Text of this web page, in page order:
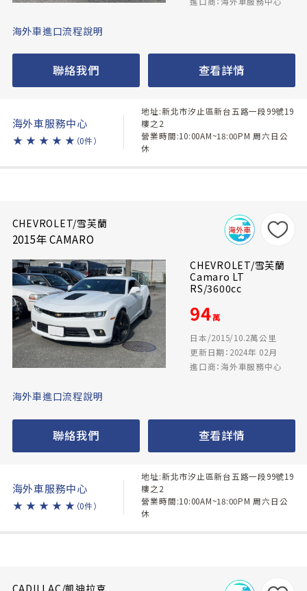
海外車進口流程說明
聯絡我們 查看詳情
海外車服務中心
★ ★ ★ ★ ★ （0件）
地址:新北市汐止區新台五路一段99號19
樓之2
營業時間:10:00AM~18:00PM 周六日公
休
CHEVROLET/雪芙蘭
2015年 CAMARO
CHEVROLET/雪芙蘭
Camaro LT
RS/3600cc
94萬
日本/2015/10.2萬公里
更新日期：2024年 02月
進口商：海外車服務中心
海外車進口流程說明
聯絡我們 查看詳情
海外車服務中心
★ ★ ★ ★ ★ （0件）
地址:新北市汐止區新台五路一段99號19
樓之2
營業時間:10:00AM~18:00PM 周六日公
休